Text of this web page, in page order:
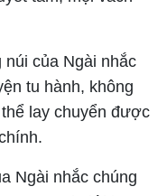
núi của Ngài nhắc
tu hành, không
lay chuyển được
Ngài nhắc chúng